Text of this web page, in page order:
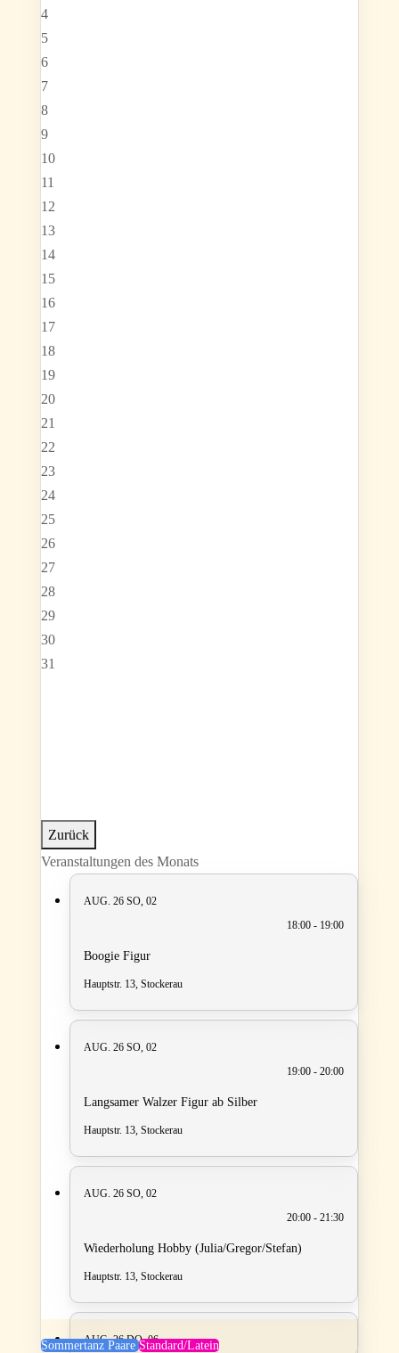
4
5
6
7
8
9
10
11
12
13
14
15
16
17
18
19
20
21
22
23
24
25
26
27
28
29
30
31
Zurück
Veranstaltungen des Monats
AUG. 26 SO, 02
18:00 - 19:00
Boogie Figur
Hauptstr. 13, Stockerau
AUG. 26 SO, 02
19:00 - 20:00
Langsamer Walzer Figur ab Silber
Hauptstr. 13, Stockerau
AUG. 26 SO, 02
20:00 - 21:30
Wiederholung Hobby (Julia/Gregor/Stefan)
Hauptstr. 13, Stockerau
AUG. 26DO, 06
Sommertanz PaareStandard/Latein